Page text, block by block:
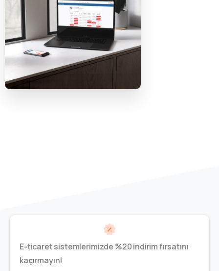
E-ticaret sistemlerimizde %20 indirim fırsatını
kaçırmayın!